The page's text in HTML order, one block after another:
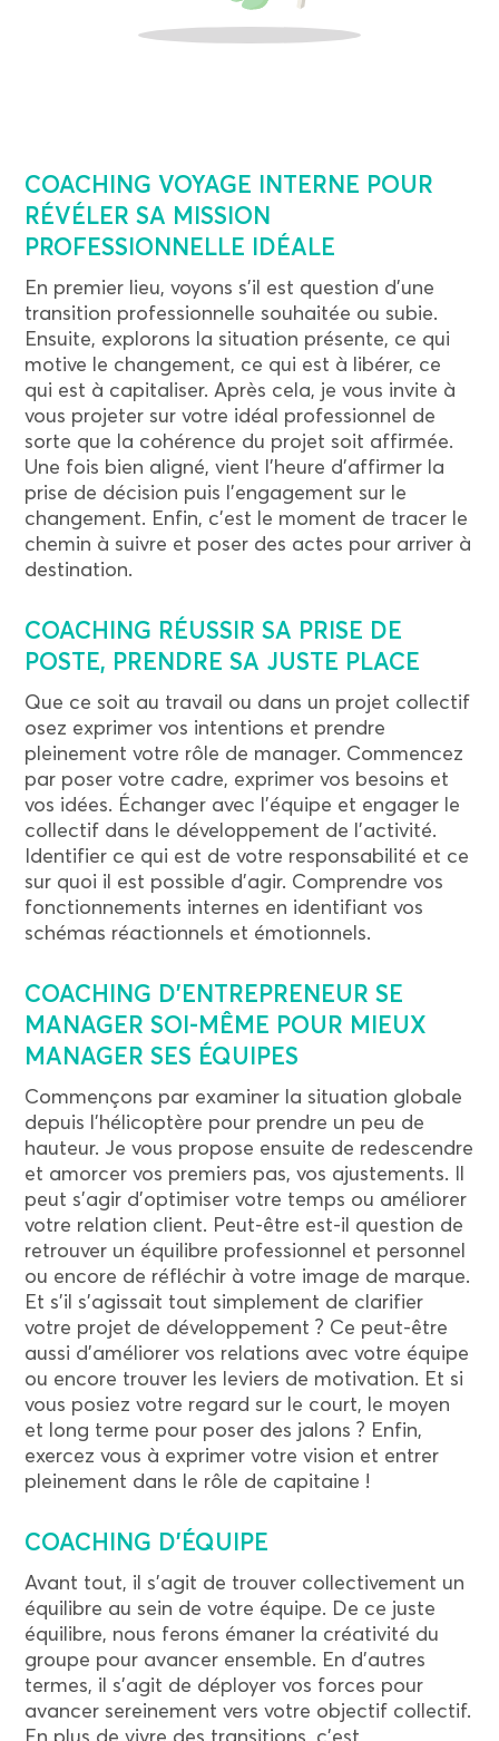
COACHING VOYAGE INTERNE POUR
RÉVÉLER SA MISSION
PROFESSIONNELLE IDÉALE
En premier lieu, voyons s’il est question d’une
transition professionnelle souhaitée ou subie.
Ensuite, explorons la situation présente, ce qui
motive le changement, ce qui est à libérer, ce
qui est à capitaliser. Après cela, je vous invite à
vous projeter sur votre idéal professionnel de
sorte que la cohérence du projet soit affirmée.
Une fois bien aligné, vient l’heure d’affirmer la
prise de décision puis l’engagement sur le
changement. Enfin, c’est le moment de tracer le
chemin à suivre et poser des actes pour arriver à
destination.
COACHING RÉUSSIR SA PRISE DE
POSTE, PRENDRE SA JUSTE PLACE
Que ce soit au travail ou dans un projet collectif
osez exprimer vos intentions et prendre
pleinement votre rôle de manager. Commencez
par poser votre cadre, exprimer vos besoins et
vos idées. Échanger avec l’équipe et engager le
collectif dans le développement de l’activité.
Identifier ce qui est de votre responsabilité et ce
sur quoi il est possible d’agir. Comprendre vos
fonctionnements internes en identifiant vos
schémas réactionnels et émotionnels.
COACHING D’ENTREPRENEUR SE
MANAGER SOI-MÊME POUR MIEUX
MANAGER SES ÉQUIPES
Commençons par examiner la situation globale
depuis l’hélicoptère pour prendre un peu de
hauteur. Je vous propose ensuite de redescendre
et amorcer vos premiers pas, vos ajustements. Il
peut s’agir d’optimiser votre temps ou améliorer
votre relation client. Peut-être est-il question de
retrouver un équilibre professionnel et personnel
ou encore de réfléchir à votre image de marque.
Et s’il s’agissait tout simplement de clarifier
votre projet de développement ? Ce peut-être
aussi d’améliorer vos relations avec votre équipe
ou encore trouver les leviers de motivation. Et si
vous posiez votre regard sur le court, le moyen
et long terme pour poser des jalons ? Enfin,
exercez vous à exprimer votre vision et entrer
pleinement dans le rôle de capitaine !
COACHING D’ÉQUIPE
Avant tout, il s’agit de trouver collectivement un
équilibre au sein de votre équipe. De ce juste
équilibre, nous ferons émaner la créativité du
groupe pour avancer ensemble. En d’autres
termes, il s’agit de déployer vos forces pour
avancer sereinement vers votre objectif collectif.